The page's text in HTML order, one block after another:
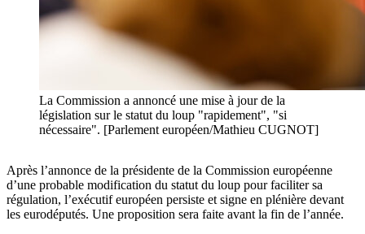
La Commission a annoncé une mise à jour de la
législation sur le statut du loup "rapidement", "si
nécessaire". [Parlement européen/Mathieu CUGNOT]
Après l’annonce de la présidente de la Commission européenne
d’une probable modification du statut du loup pour faciliter sa
régulation, l’exécutif européen persiste et signe en plénière devant
les eurodéputés. Une proposition sera faite avant la fin de l’année.